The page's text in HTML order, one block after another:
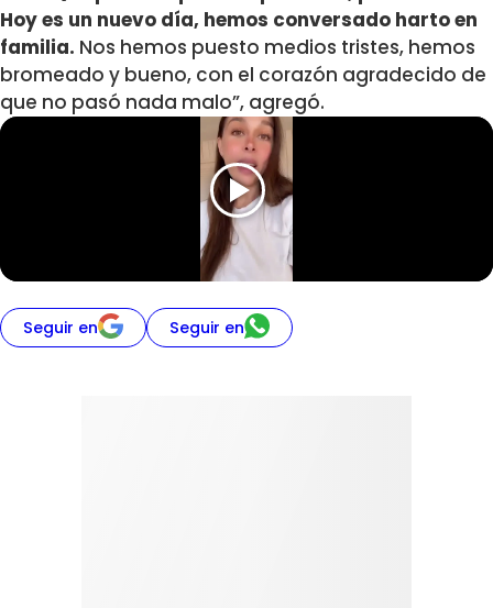
Hoy es un nuevo día, hemos conversado harto en
familia. Nos hemos puesto medios tristes, hemos
bromeado y bueno, con el corazón agradecido de
que no pasó nada malo”, agregó.
Seguir en Seguir en